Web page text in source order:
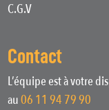
C.G.V
Contact
L’équipe est à votre
au06 11 94 79 90